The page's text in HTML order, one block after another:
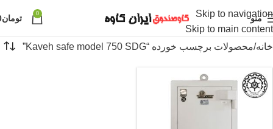
Skip to navigation
Skip to main content
منو 0 تومان
خانه محصولات برچسب خورده “Kaveh safe model 750 SDG”